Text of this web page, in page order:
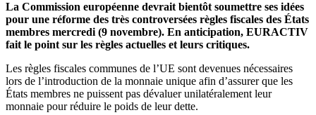
La Commission européenne devrait bientôt soumettre ses idées
pour une réforme des très controversées règles fiscales des États
membres mercredi (9 novembre). En anticipation, EURACTIV
fait le point sur les règles actuelles et leurs critiques.
Les règles fiscales communes de l’UE sont devenues nécessaires
lors de l’introduction de la monnaie unique afin d’assurer que les
États membres ne puissent pas dévaluer unilatéralement leur
monnaie pour réduire le poids de leur dette.